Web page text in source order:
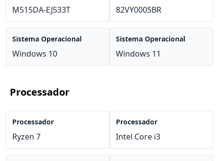
M515DA-EJ533T
Sistema Operacional
Windows 10
82VY000SBR
Sistema Operacional
Windows 11
Processador
Processador
Ryzen 7
Processador
Intel Core i3